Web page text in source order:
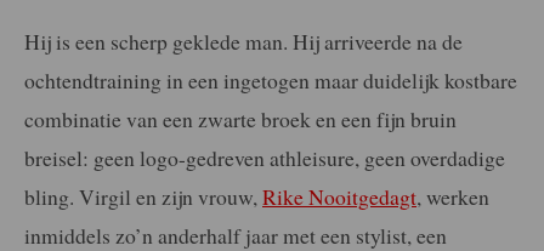
Hij is een scherp geklede man. Hij arriveerde na de
ochtendtraining in een ingetogen maar duidelijk kostbare
combinatie van een zwarte broek en een fijn bruin
breisel: geen logo-gedreven athleisure, geen overdadige
bling. Virgil en zijn vrouw, Rike Nooitgedagt, werken
inmiddels zo’n anderhalf jaar met een stylist, een